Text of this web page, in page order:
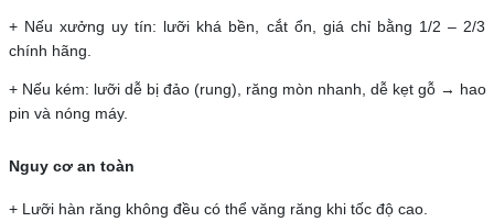
+ Nếu xưởng uy tín: lưỡi khá bền, cắt ổn, giá chỉ bằng 1/2 – 2/3
chính hãng.
+ Nếu kém: lưỡi dễ bị đảo (rung), răng mòn nhanh, dễ kẹt gỗ → hao
pin và nóng máy.
Nguy cơ an toàn
+ Lưỡi hàn răng không đều có thể văng răng khi tốc độ cao.